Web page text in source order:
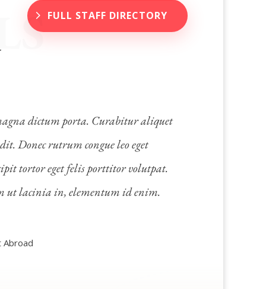
FULL STAFF DIRECTORY
dictum porta. Curabitur aliquet
Donec rutrum congue leo eget
tortor eget felis porttitor volutpat.
ut lacinia in, elementum id enim.
Abroad